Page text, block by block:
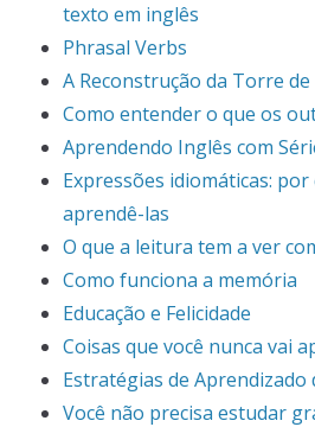
texto em inglês
Phrasal Verbs
A Reconstrução da Torre de
Como entender o que os
Aprendendo Inglês com
Expressões idiomáticas:
aprendê-las
O que a leitura tem a ver
Como funciona a memória
Educação e Felicidade
Coisas que você nunca vai
Estratégias de Aprendizado
Você não precisa estudar